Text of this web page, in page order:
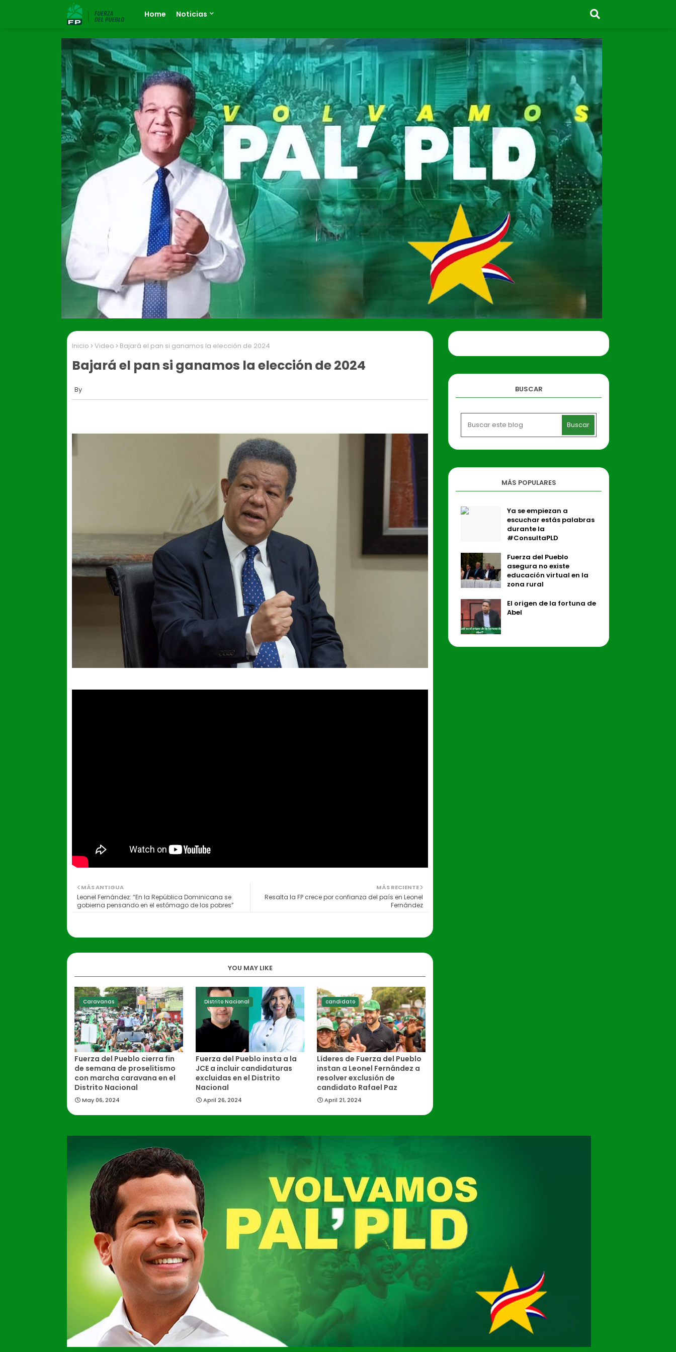
Home Noticias
Inicio Video Bajará el pan si ganamos la elección de 2024
Bajará el pan si ganamos la elección de 2024
MÁS RECIENTE
Resalta la FP crece por confianza del país en Leonel
Fernández
MÁS ANTIGUA
Leonel Fernández: “En la República Dominicana se
gobierna pensando en el estómago de los pobres”
YOU MAY LIKE
Caravanas
Fuerza del Pueblo cierra fin
de semana de proselitismo
con marcha caravana en el
Distrito Nacional
May 06, 2024
Distrito Nacional
Fuerza del Pueblo insta a la
JCE a incluir candidaturas
excluidas en el Distrito
Nacional
April 26, 2024
candidato
Líderes de Fuerza del Pueblo
instan a Leonel Fernández a
resolver exclusión de
candidato Rafael Paz
April 21, 2024
BUSCAR
MÁS POPULARES
Ya se empiezan a
escuchar estás palabras
durante la
#ConsultaPLD
Fuerza del Pueblo
asegura no existe
educación virtual en la
zona rural
El origen de la fortuna de
Abel